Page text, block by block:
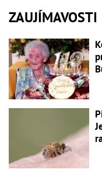
ZAUJÍMAVOSTI